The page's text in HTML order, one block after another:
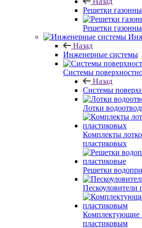
Решетки
Решетки
Назад
Инженерные системы
Системы
Назад
Системы
Лотки
Комплекты
пластиковых
Решетки
Пескоуловители
Комплектующие
пластиковым